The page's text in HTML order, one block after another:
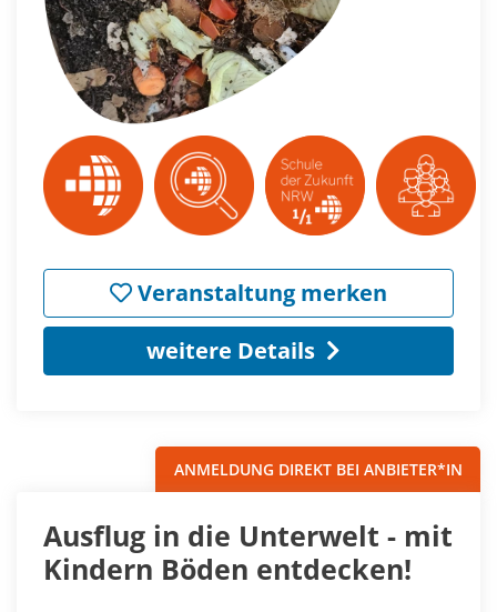
Veranstaltung merken
weitere Details
ANMELDUNG DIREKT BEI ANBIETER*IN
Ausflug in die Unterwelt - mit
Kindern Böden entdecken!